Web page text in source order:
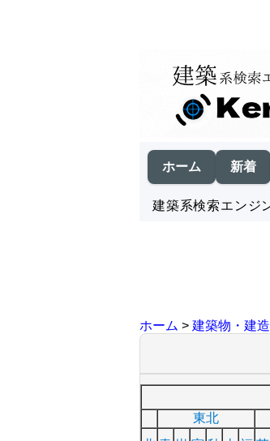
ホーム 新着
建築系検索エンジ
ホーム > 建築物・建
東北